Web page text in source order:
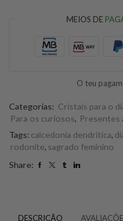
MEIOS DE
O teu
Categorias: Cristais para o
Para os curiosos, Presentes
Tags: calcedonia dendritica,
rodonite, sagrado feminino
Share:
DESCRIÇÃO